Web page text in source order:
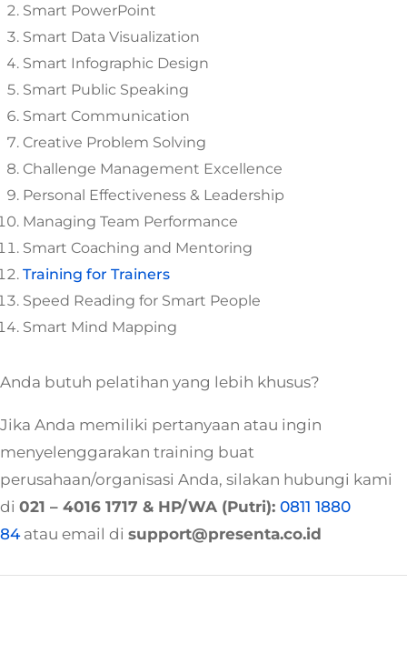
Smart PowerPoint
Smart Data Visualization
Smart Infographic Design
Smart Public Speaking
Smart Communication
Creative Problem Solving
Challenge Management Excellence
Personal Effectiveness & Leadership
Managing Team Performance
Smart Coaching and Mentoring
Training for Trainers
Speed Reading for Smart People
Smart Mind Mapping
Anda butuh pelatihan yang lebih khusus?
Jika Anda memiliki pertanyaan atau ingin
menyelenggarakan training buat
perusahaan/organisasi Anda, silakan hubungi kami
di 021 – 4016 1717 & HP/WA (Putri): 0811 1880
84atau email di support@presenta.co.id